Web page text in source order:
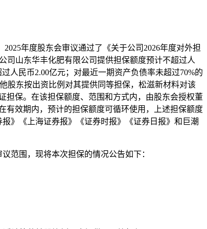
年度股东会审议通过了《关于公司2026年度对外担
司山东华丰化肥有限公司提供担保额度预计不超过人
人民币2.00亿元；对最近一期资产负债率未超过70%的
股东按出资比例对其提供同等担保，松滋新材料对该
担保。在该担保额度、范围和方式内，由股东会授权董
有效期内，预计的担保额度可循环使用，上述担保额度
》《上海证券报》《证券时报》《证券日报》和巨潮
范围，现将本次担保的情况公告如下：